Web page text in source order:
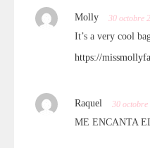
Molly 30 octobre
It’s a very cool
https://
Raquel 30 octobre
ME ENCANTA